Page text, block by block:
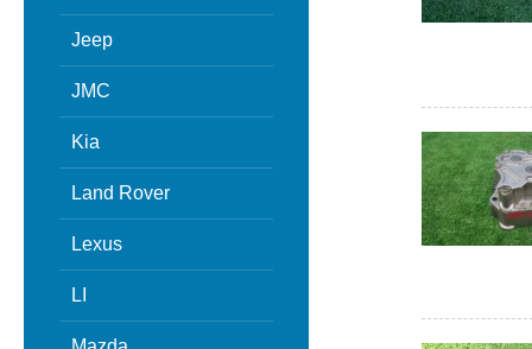
Jeep
JMC
Kia
Land Rover
Lexus
LI